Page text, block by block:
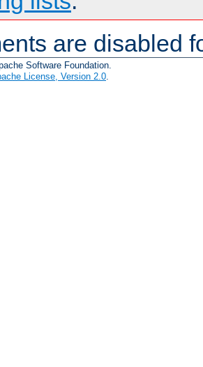
are disabled
Software Foundation.
License, Version 2.0